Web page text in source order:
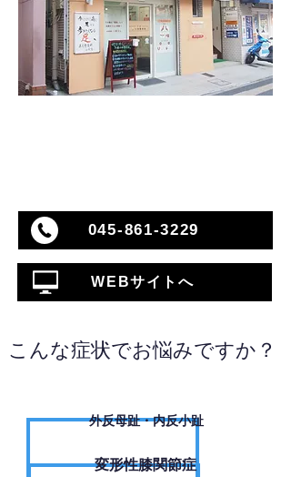
045-861-3229
WEBサイトへ
こんな症状でお悩みですか？
外反母趾・内反小趾
変形性膝関節症